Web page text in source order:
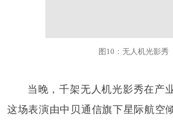
图10：无人机光影秀
当晚，千架无人机光影秀在产
这场表演由中贝通信旗下星际航空